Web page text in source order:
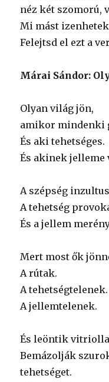
néz két szomorú,
Mi mást
Felejtsd el ezt a
Márai Sándor:
Olyan világ jön,
amikor mindenki
És aki tehetséges.
És akinek jelleme
A szépség
A tehetség
És a jellem
Mert most ők
A rútak.
A tehetségtelenek.
A jellemtelenek.
És leöntik
Bemázolják
tehetséget.